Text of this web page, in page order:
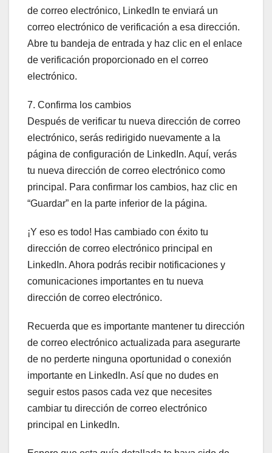
de correo electrónico, LinkedIn te enviará un
correo electrónico de verificación a esa dirección.
Abre tu bandeja de entrada y haz clic en el enlace
de verificación proporcionado en el correo
electrónico.
7. Confirma los cambios
Después de verificar tu nueva dirección de correo
electrónico, serás redirigido nuevamente a la
página de configuración de LinkedIn. Aquí, verás
tu nueva dirección de correo electrónico como
principal. Para confirmar los cambios, haz clic en
“Guardar” en la parte inferior de la página.
¡Y eso es todo! Has cambiado con éxito tu
dirección de correo electrónico principal en
LinkedIn. Ahora podrás recibir notificaciones y
comunicaciones importantes en tu nueva
dirección de correo electrónico.
Recuerda que es importante mantener tu dirección
de correo electrónico actualizada para asegurarte
de no perderte ninguna oportunidad o conexión
importante en LinkedIn. Así que no dudes en
seguir estos pasos cada vez que necesites
cambiar tu dirección de correo electrónico
principal en LinkedIn.